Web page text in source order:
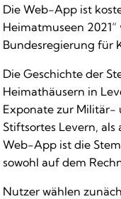
Die Web-App ist
Heimatmuseen
Bundesregierung für
Die Geschichte der
Heimathäusern in
Exponate zur Militär-
Stiftsortes Levern,
Web-App ist die
sowohl auf dem
Nutzer wählen